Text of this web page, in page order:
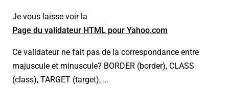
Je vous laisse voir la
Page du validateur HTML pour Yahoo.com
Ce validateur ne fait pas de la correspondance entre
majuscule et minuscule? BORDER (border), CLASS
(class), TARGET (target), …